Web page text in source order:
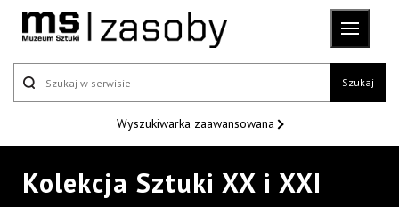
Szukaj
Wyszukiwarka zaawansowana
Kolekcja Sztuki XX i XXI